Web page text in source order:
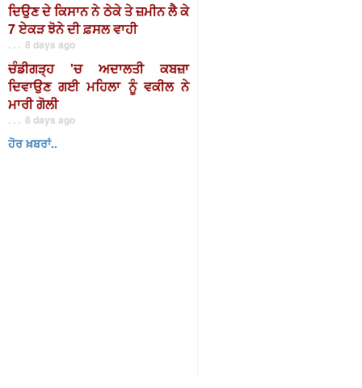
ਦਿਉਣ ਦੇ ਕਿਸਾਨ ਨੇ ਠੇਕੇ ਤੇ ਜ਼ਮੀਨ ਲੈ ਕੇ
7 ਏਕੜ ਝੋਨੇ ਦੀ ਫ਼ਸਲ ਵਾਹੀ
. . . 8 days ago
ਚੰਡੀਗੜ੍ਹ 'ਚ ਅਦਾਲਤੀ ਕਬਜ਼ਾ
ਦਿਵਾਉਣ ਗਈ ਮਹਿਲਾ ਨੂੰ ਵਕੀਲ ਨੇ
ਮਾਰੀ ਗੋਲੀ
. . . 8 days ago
ਹੋਰ ਖ਼ਬਰਾਂ..